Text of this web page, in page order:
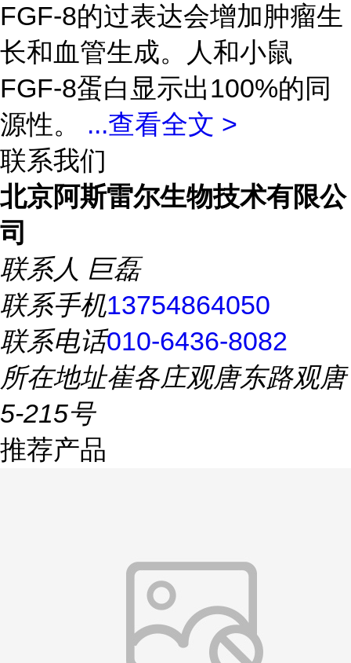
FGF-8的过表达会增加肿瘤生
长和血管生成。人和小鼠
FGF-8蛋白显示出100%的同
源性。 ...查看全文 >
联系我们
北京阿斯雷尔生物技术有限公
司
联系人 巨磊
联系手机13754864050
联系电话010-6436-8082
所在地址崔各庄观唐东路观唐
5-215号
推荐产品